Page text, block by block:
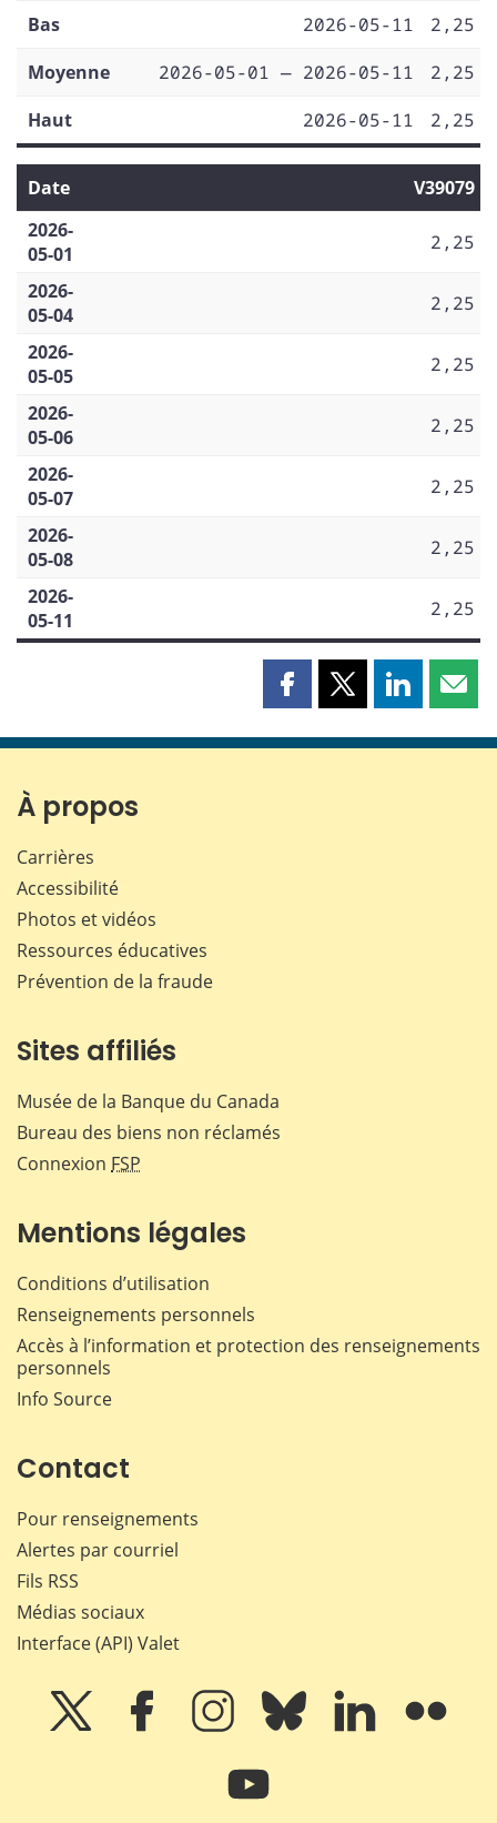
Bas
2026-05-11
2,25
Moyenne
2026-05-01 — 2026-05-11
2,25
Haut
2026-05-11 2,25
Date
V39079
2026-
05-01
2,25
2026-
05-04
2,25
2026-
05-05
2,25
2026-
05-06
2,25
2026-
05-07
2,25
2026-
05-08
2,25
2026-
05-11
2,25
Partager
page
Partager
page
Partager
page page
À propos
Carrières
Accessibilité
Photos et vidéos
Ressources éducatives
Prévention de la fraude
Sites affiliés
Musée de la Banque du Canada
Bureau des biens non réclamés
Connexion FSP
Mentions légales
Conditions d’utilisation
Renseignements personnels
Accès à l’information et protection des renseignements
personnels
Info Source
Contact
Pour renseignements
Alertes par courriel
Fils RSS
Médias sociaux
Interface (API) Valet